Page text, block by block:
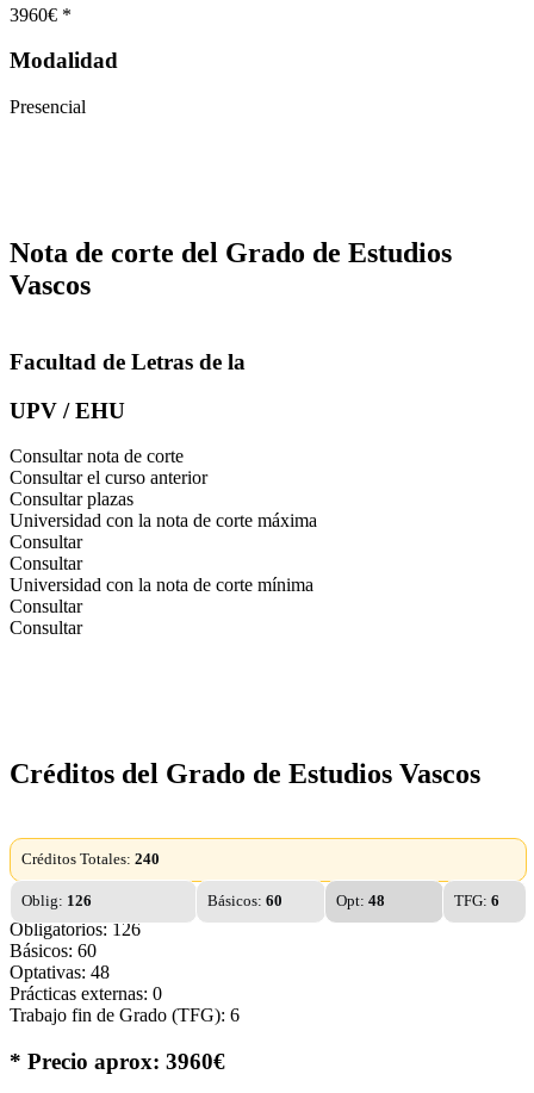
3960€ *
Modalidad
Presencial
Nota de corte del Grado de Estudios
Vascos
Facultad de Letras de la
UPV / EHU
Consultar nota de corte
Consultar el curso anterior
Consultar plazas
Universidad con la nota de corte máxima
Consultar
Consultar
Universidad con la nota de corte mínima
Consultar
Consultar
Créditos del Grado de Estudios Vascos
Créditos Totales: 240
Oblig: 126 Básicos: 60 Opt: 48 TFG: 6
Obligatorios: 126
Básicos: 60
Optativas: 48
Prácticas externas: 0
Trabajo fin de Grado (TFG): 6
* Precio aprox: 3960€